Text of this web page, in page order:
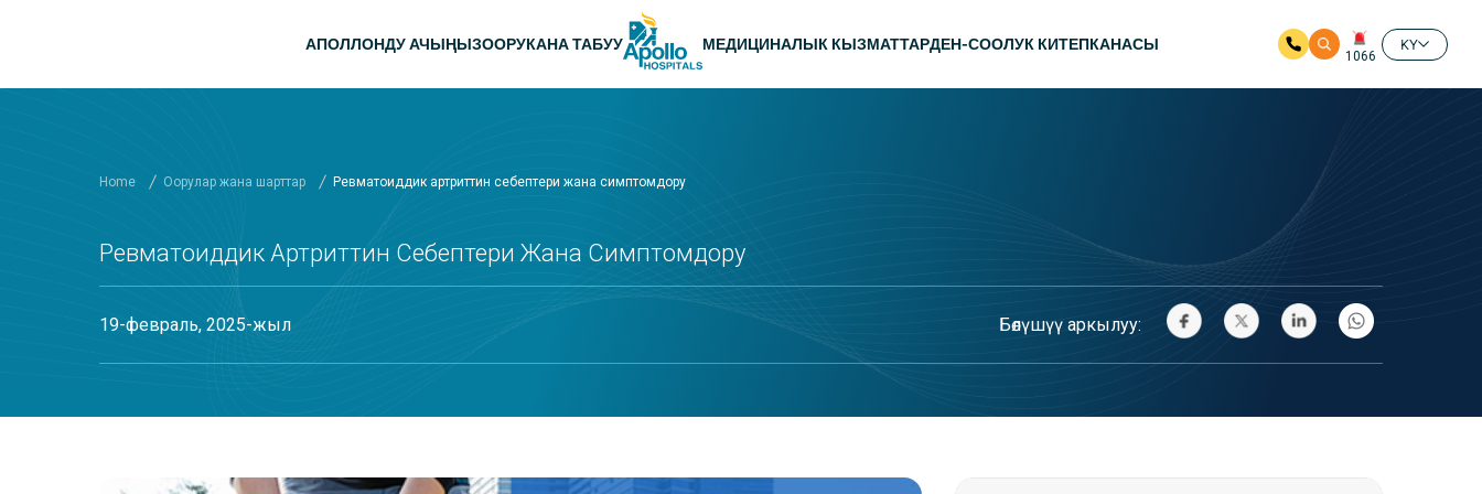
АПОЛЛОНДУ АЧЫҢЫЗООРУКАНА ТАБУУ МЕДИЦИНАЛЫК КЫЗМАТТАРДЕН-СООЛУК КИТЕПКАНАСЫ
1066
KY
Home Оорулар жана шарттар Ревматоиддик артриттин себептери жана симптомдору
Ревматоиддик Артриттин Себептери Жана Симптомдору
19-февраль, 2025-жыл Бөлүшүү аркылуу: